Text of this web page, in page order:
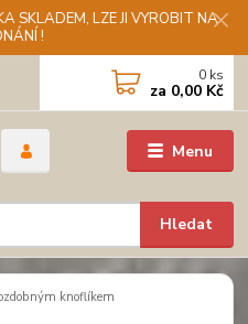
SKLADEM, LZE JI VYROBIT NA
!
Menu
Hledat
0 ks
za 0,00 Kč
knoflíkem